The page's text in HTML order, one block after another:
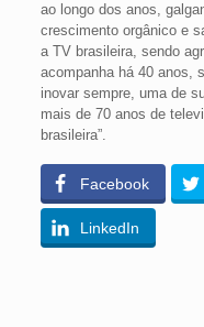
ao longo dos anos,
crescimento orgânico e
a TV brasileira, sendo
acompanha há 40 anos,
inovar sempre, uma de
mais de 70 anos de
brasileira”.
Facebook
LinkedIn